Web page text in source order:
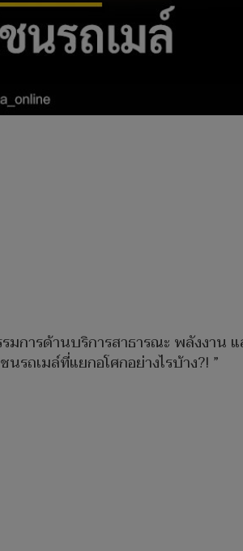
การด้านบริการสาธารณะ พลังงาน แ
ถเมล์ที่แยกอโศกอย่างไรบ้าง?! ”